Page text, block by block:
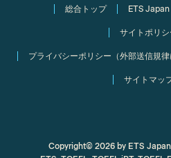
総合トップ ETS Japan
サイトポリシ
プライバシーポリシー（外部送信規律
サイトマッ
Copyright© 2026 by ETS